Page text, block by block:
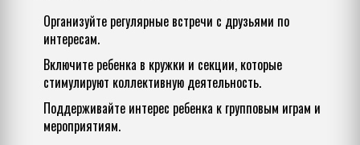
Организуйте регулярные встречи с друзьями по
интересам.
Включите ребенка в кружки и секции, которые
стимулируют коллективную деятельность.
Поддерживайте интерес ребенка к групповым играм и
мероприятиям.